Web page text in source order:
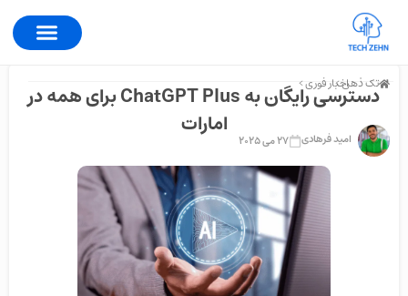
تک ذهن >اخبار فوری >
دسترسی رایگان به ChatGPT Plus برای همه در
امارات
امید فرهادی 27 می 2025